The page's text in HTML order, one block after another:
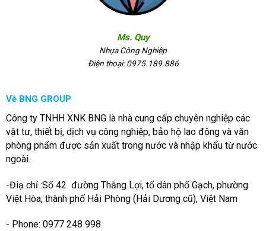
Ms. Quy
Nhựa Công Nghiệp
Điện thoại: 0975.189.886
Về BNG GROUP
Công ty TNHH XNK BNG là nhà cung cấp chuyên nghiệp các
vật tư, thiết bị, dịch vụ công nghiệp; bảo hộ lao động và văn
phòng phẩm được sản xuất trong nước và nhập khẩu từ nước
ngoài.
-Điạ chỉ :Số 42 đường Thắng Lợi, tổ dân phố Gạch, phường
Việt Hòa, thành phố Hải Phòng (Hải Dương cũ), Việt Nam
- Phone: 0977 248 998